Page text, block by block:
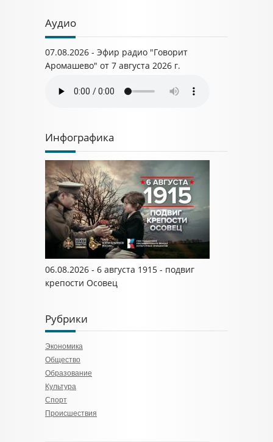
Аудио
07.08.2026 - Эфир радио "Говорит
Аромашево" от 7 августа 2026 г.
Инфографика
06.08.2026 - 6 августа 1915 - подвиг
крепости Осовец
Рубрики
Экономика
Общество
Образование
Культура
Спорт
Происшествия